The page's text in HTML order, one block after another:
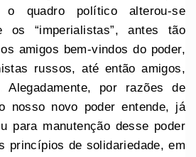
quadro político alterou-se
os “imperialistas”, antes tão
amigos bem-vindos do poder,
russos, até então amigos,
Alegadamente, por razões de
nosso novo poder entende, já
para manutenção desse poder
princípios de solidariedade, em